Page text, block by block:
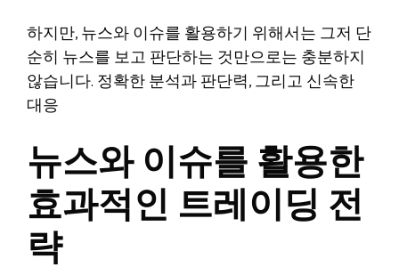
하지만, 뉴스와 이슈를 활용하기 위해서는 그저 단
순히 뉴스를 보고 판단하는 것만으로는 충분하지
않습니다. 정확한 분석과 판단력, 그리고 신속한
대응
뉴스와 이슈를 활용한
효과적인 트레이딩 전
략